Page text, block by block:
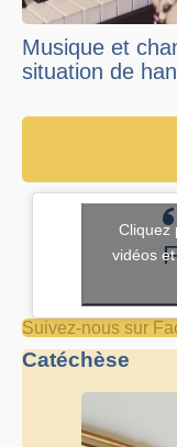
Musique et
situation de
Cliquez
vidéos
Suivez-nous sur
Catéchèse